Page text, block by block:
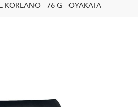
KOREANO - 76 G - OYAKATA